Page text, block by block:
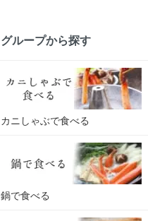
グループから探す
カニしゃぶで食べる
鍋で食べる